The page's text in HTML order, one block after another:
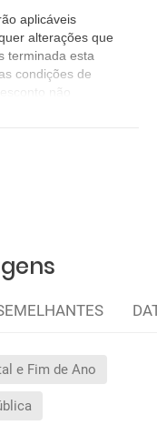
aplicáveis
alterações que
terminada esta
condições de
não
e Fim de Ano